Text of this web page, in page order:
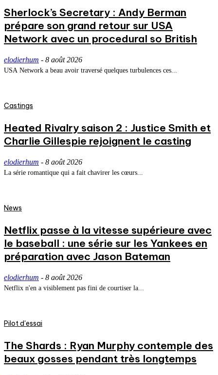
Sherlock’s Secretary : Andy Berman
prépare son grand retour sur USA
Network avec un procedural so British
elodierhum - 8 août 2026
USA Network a beau avoir traversé quelques turbulences ces...
Castings
Heated Rivalry saison 2 : Justice Smith et
Charlie Gillespie rejoignent le casting
elodierhum - 8 août 2026
La série romantique qui a fait chavirer les cœurs...
News
Netflix passe à la vitesse supérieure avec
le baseball : une série sur les Yankees en
préparation avec Jason Bateman
elodierhum - 8 août 2026
Netflix n'en a visiblement pas fini de courtiser la...
Pilot d'essai
The Shards : Ryan Murphy contemple des
beaux gosses pendant très longtemps